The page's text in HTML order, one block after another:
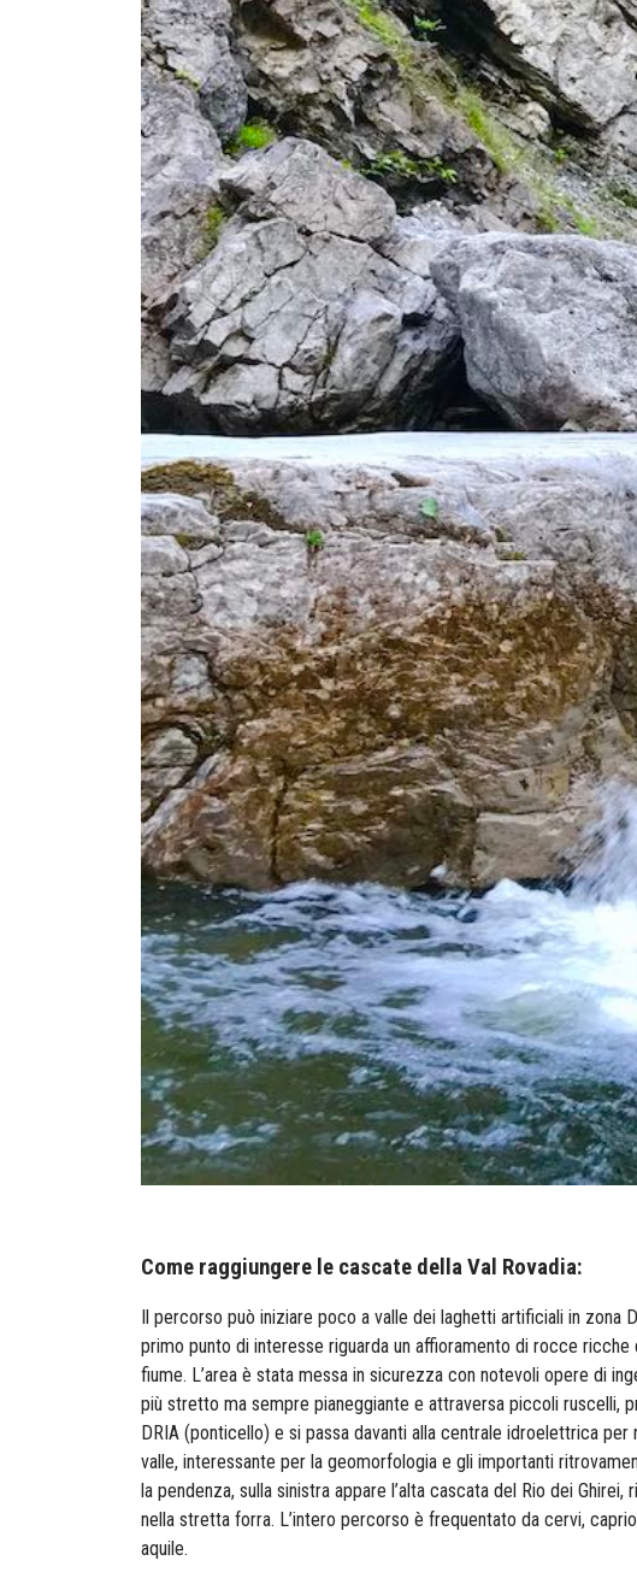
Come raggiungere le cascate della Val Rovadia:
Il percorso può iniziare poco a valle dei laghetti artificiali in
primo punto di interesse riguarda un affioramento di rocce
fiume. L’area è stata messa in sicurezza con notevoli opere di
più stretto ma sempre pianeggiante e attraversa piccoli ruscelli,
DRIA (ponticello) e si passa davanti alla centrale idroelettrica
valle, interessante per la geomorfologia e gli importanti
la pendenza, sulla sinistra appare l’alta cascata del Rio dei
nella stretta forra. L’intero percorso è frequentato da cervi,
aquile.